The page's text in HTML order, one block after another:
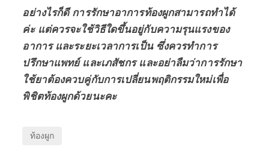
อย่างไรก็ดี การรักษาอาการท้องผูกสามารถทำได้
ค่ะ แต่ควรจะใช้วิธีใดขึ้นอยู่กับความรุนแรงของ
อาการ และระยะเวลาการเป็น ซึ่งควรทำการ
ปรึกษาแพทย์ และเภสัชกร และอย่าลืมว่าการรักษา
ใช้ยาต้องควบคู่กับการเปลี่ยนพฤติกรรมใหม่เพื่อ
พิชิตท้องผูกด้วยนะคะ
ท้องผูก